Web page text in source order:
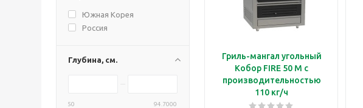
Южная Корея
Россия
Глубина, см.
50 94.7000
Гриль-мангал угольный
Кобор FIRE 50 M с
производительностью
110 кг/ч